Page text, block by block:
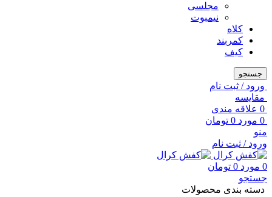
مجلسی
نیمبوت
کلاه
کمربند
کیف
جستجو
ورود / ثبت نام
مقايسه
0 علاقه مندی
0 مورد 0 تومان
منو
ورود / ثبت نام
0 مورد 0 تومان
جستجو
دسته بندی محصولات